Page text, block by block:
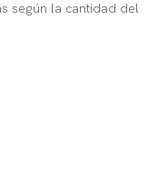
según la cantidad del